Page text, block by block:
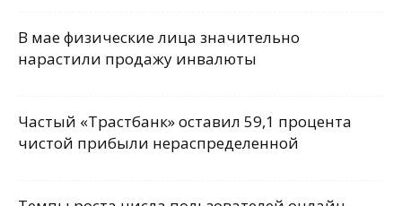
В мае физические лица значительно
нарастили продажу инвалюты
Частый «Трастбанк» оставил 59,1 процента
чистой прибыли нераспределенной